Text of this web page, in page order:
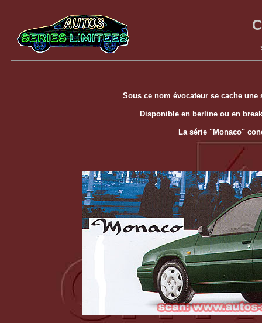
Sous ce nom évocateur se cache
Disponible en berline ou en
La série "Monaco"